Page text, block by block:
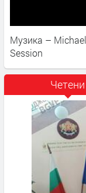
Музика –
Session
Четени